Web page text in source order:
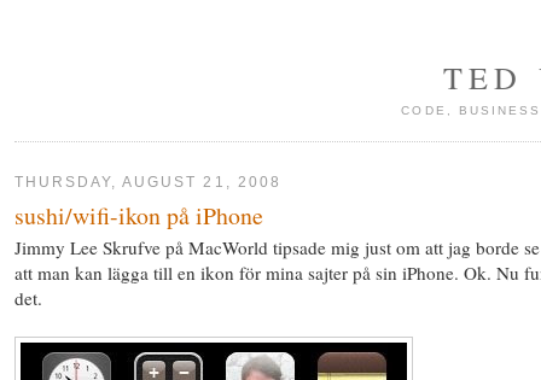
TED
CODE,
THURSDAY, AUGUST 21, 2008
sushi/wifi-ikon på iPhone
Jimmy Lee Skrufve på MacWorld tipsade mig just om att jag borde
att man kan lägga till en ikon för mina sajter på sin iPhone. Ok. Nu
det.